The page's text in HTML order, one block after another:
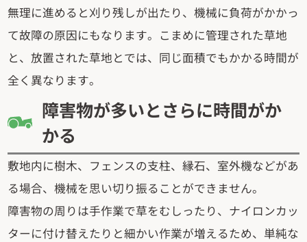
無理に進めると刈り残しが出たり、機械に負荷がかかっ
て故障の原因にもなります。こまめに管理された草地
と、放置された草地とでは、同じ面積でもかかる時間が
全く異なります。
障害物が多いとさらに時間がか
かる
敷地内に樹木、フェンスの支柱、縁石、室外機などがあ
る場合、機械を思い切り振ることができません。
障害物の周りは手作業で草をむしったり、ナイロンカッ
ターに付け替えたりと細かい作業が増えるため、単純な